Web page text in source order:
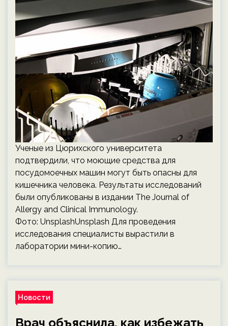
Ученые из Цюрихского университета
подтвердили, что моющие средства для
посудомоечных машин могут быть опасны для
кишечника человека. Результаты исследований
были опубликованы в издании The Journal of
Allergy and Clinical Immunology.
Фото: UnsplashUnsplash Для проведения
исследования специалисты вырастили в
лаборатории мини-копию…
Новости
Врач объяснила, как избежать